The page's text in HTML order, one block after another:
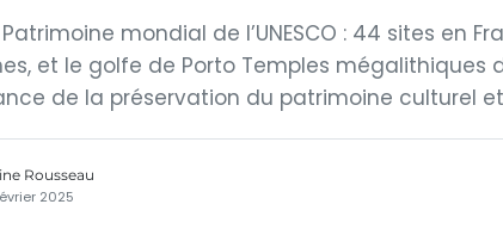
Patrimoine mondial de l’UNESCO : 44 sites
et le golfe de Porto Temples
de la préservation du patrimoine culturel
Rousseau
2025